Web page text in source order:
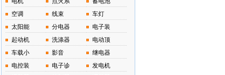
空调
线束
车灯
太阳能
分电器
电子装
起动机
洗涤器
电动顶
车载小
影音
继电器
电控装
电子诊
发电机